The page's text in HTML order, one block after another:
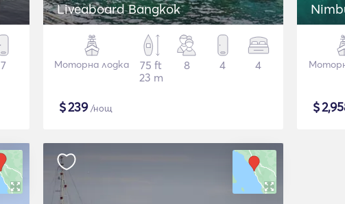
7
Liveaboard Bangkok
Моторна лодка
75 ft
23 m
8 4 4
$239/нощ $